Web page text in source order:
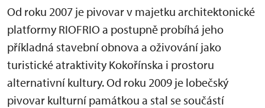
Od roku 2007 je pivovar v majetku architektonické
platformy RIOFRIO a postupně probíhá jeho
příkladná stavební obnova a oživování jako
turistické atraktivity Kokořínska i prostoru
alternativní kultury. Od roku 2009 je lobečský
pivovar kulturní památkou a stal se součástí